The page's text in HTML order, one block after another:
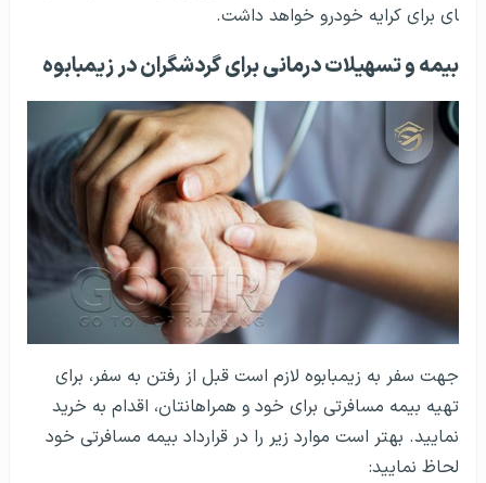
ای برای کرایه خودرو خواهد داشت.
بیمه و تسهیلات درمانی برای گردشگران در زیمبابوه
جهت سفر به زیمبابوه لازم است قبل از رفتن به سفر، برای
تهیه بیمه مسافرتی برای خود و همراهانتان، اقدام به خرید
نمایید. بهتر است موارد زیر را در قرارداد بیمه مسافرتی خود
لحاظ نمایید: